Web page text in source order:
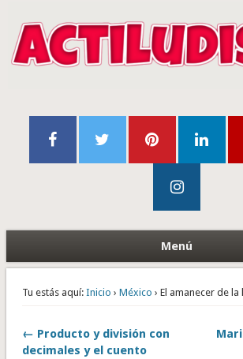
Menú
Tu estás aquí: Inicio › México › El amanecer de
← Producto y división con
decimales y el cuento